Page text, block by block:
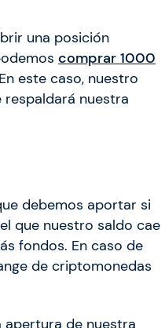
una posición
comprar 1000
este caso, nuestro
respaldará nuestra
debemos aportar si
que nuestro saldo cae
fondos. En caso de
de criptomonedas
apertura de nuestra